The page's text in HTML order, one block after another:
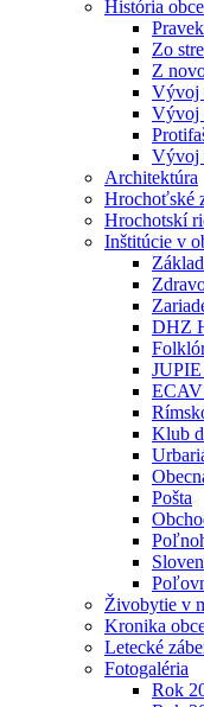
História obce
Zo
Z
Vývoj
Vývoj
Vývoj
Architektúra
Hrochoťské
Hrochotskí
Inštitúcie v
DHZ
Klub
Pošta
Živobytie v
Kronika
Letecké
Fotogaléria
Rok